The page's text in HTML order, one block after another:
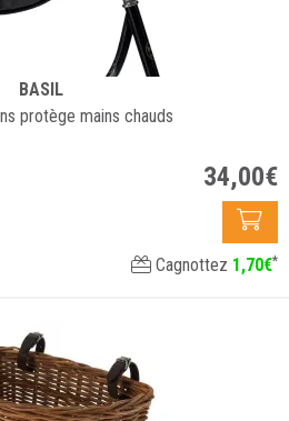
BASIL
protège mains chauds
34,00€
Cagnottez 1,70€*